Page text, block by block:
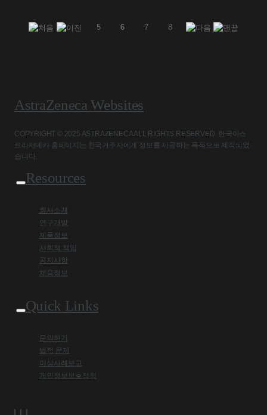
5 6 7 8
AstraZeneca Websites
COPYRIGHT © 2025 ASTRAZENECA ALL RIGHTS RESERVED. 한국아스
트라제네카 홈페이지는 한국거주자에게 정보를 제공하는 목적으로 제작되었
습니다.
Resources
회사소개
연구개발
제품정보
사회적 책임
공지사항
채용정보
Quick Links
문의하기
법적 문제
이상사례보고
개인정보보호정책